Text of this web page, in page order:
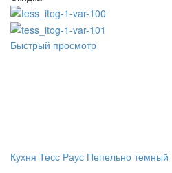
Быстрый просмотр
Кухня Тесс Раус Пепельно темный